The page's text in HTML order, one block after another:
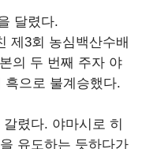
달렸다.
제3회 농심백산수배
의 두 번째 주자 야
흑으로 불계승했다.
렸다. 야마시로 히
유도하는 듯하다가